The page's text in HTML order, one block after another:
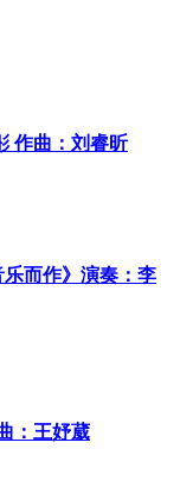
作曲：刘睿昕
而作》演奏：李
：王妤葳